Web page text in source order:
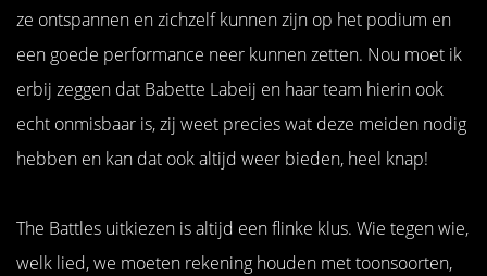
ze ontspannen en zichzelf kunnen zijn op het podium en
een goede performance neer kunnen zetten. Nou moet ik
erbij zeggen dat Babette Labeij en haar team hierin ook
echt onmisbaar is, zij weet precies wat deze meiden nodig
hebben en kan dat ook altijd weer bieden, heel knap!
The Battles uitkiezen is altijd een flinke klus. Wie tegen wie,
welk lied, we moeten rekening houden met toonsoorten,